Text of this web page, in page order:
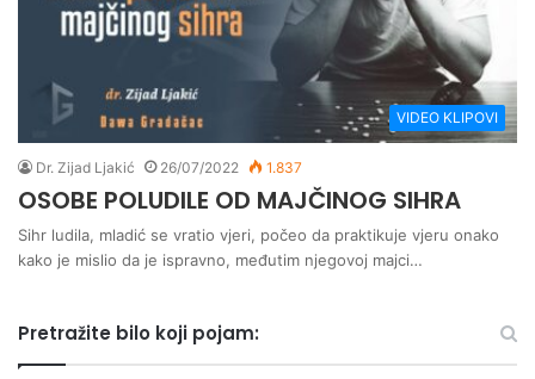
VIDEO KLIPOVI
Dr. Zijad Ljakić 26/07/2022 1.837
OSOBE POLUDILE OD MAJČINOG SIHRA
Sihr ludila, mladić se vratio vjeri, počeo da praktikuje vjeru onako
kako je mislio da je ispravno, međutim njegovoj majci…
Pretražite bilo koji pojam: